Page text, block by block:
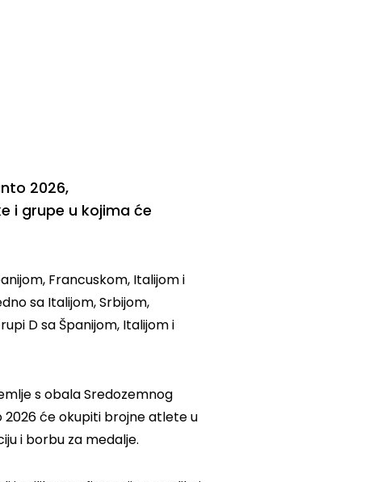
2026,
i grupe u kojima će
Francuskom, Italijom i
sa Italijom, Srbijom,
D sa Španijom, Italijom i
s obala Sredozemnog
će okupiti brojne atlete u
i borbu za medalje.